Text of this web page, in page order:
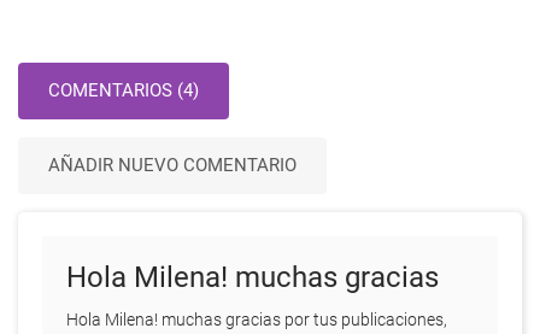
COMENTARIOS (4)
AÑADIR NUEVO COMENTARIO
Hola Milena! muchas gracias
Hola Milena! muchas gracias por tus publicaciones,